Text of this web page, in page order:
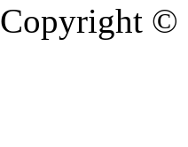
Copyright